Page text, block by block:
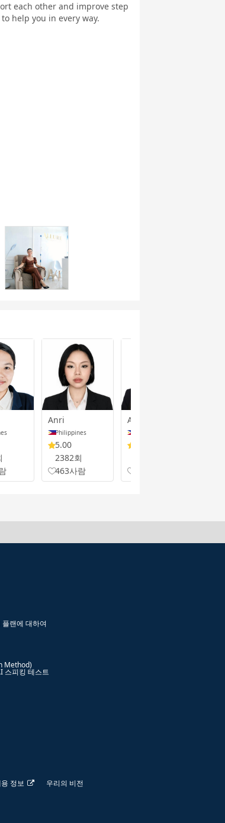
발음
여행 영어회
화
세계 일주 여
행
each other and improve step
help you in every way.
Anri
Philippines
5.00
2382회
463사람
Azi
플랜에 대하여
Method)
스피킹 테스트
정보 우리의 비전